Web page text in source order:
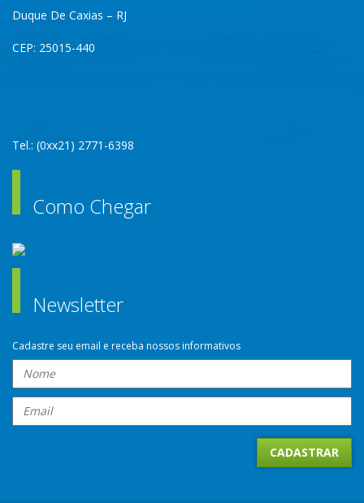
Duque De Caxias – RJ
CEP: 25015-440
Tel.: (0xx21) 2771-6398
Como Chegar
Newsletter
Cadastre seu email e receba nossos informativos